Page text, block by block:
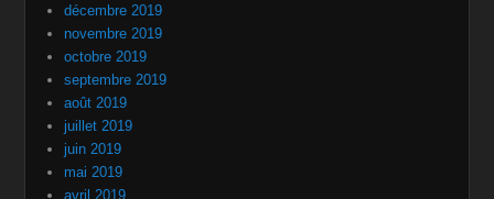
décembre 2019
novembre 2019
octobre 2019
septembre 2019
août 2019
juillet 2019
juin 2019
mai 2019
avril 2019